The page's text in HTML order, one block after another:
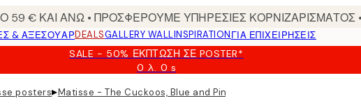
€ ΚΑΙ ΑΝΩ • ΠΡΟΣΦΕΡΟΥΜΕ ΥΠΗΡΕΣΙΕΣ
& ΑΞΕΣΟΥΆΡDEALSGALLERY WALLINSPIRATIONΓΙΑ ΕΠΙΧΕΙΡΗΣΕΙΣ
SALE - 50% ΈΚΠΤΩΣΗ ΣΕ POSTER*
0 λ. 0 s
Ισχύει
μέχρι:
2026-
posters▸Matisse - The Cuckoos, Blue and Pink Carpet Poster